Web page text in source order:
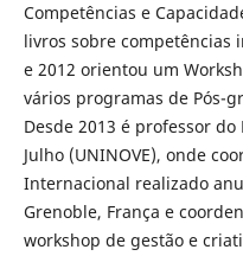
Competências e
livros sobre competências
e 2012 orientou um
vários programas de Pós-
Desde 2013 é professor do
Julho (UNINOVE), onde
Internacional realizado
Grenoble, França e
workshop de gestão e